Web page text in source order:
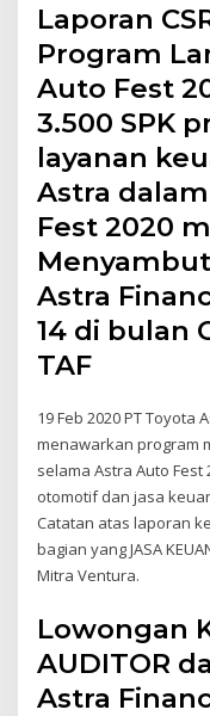
Laporan
Program
Auto Fest
3.500 SPK
layanan
Astra
Fest 2020
Astra
14 di bulan
TAF
19 Feb 2020 PT Toyota
menawarkan program
selama Astra Auto
otomotif dan jasa
Catatan atas laporan
bagian yang JASA
Mitra Ventura.
Lowongan
AUDITOR
Astra